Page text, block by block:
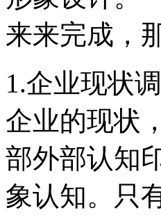
来来完成，
1.企业现状
企业的现状
部外部认知
象认知。只